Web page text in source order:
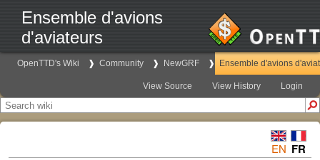
Ensemble d'avions
d'aviateurs
OpenTTD's Wiki Community NewGRF Ensemble d'avions
View Source View History Login
EN FR